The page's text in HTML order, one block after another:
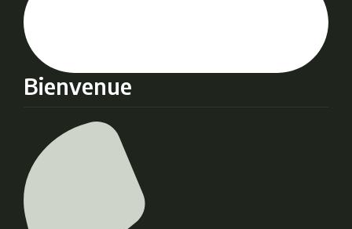
Bienvenue